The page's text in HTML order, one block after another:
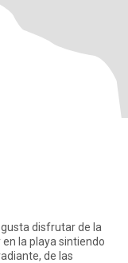
disfrutar de la
la playa sintiendo
de las